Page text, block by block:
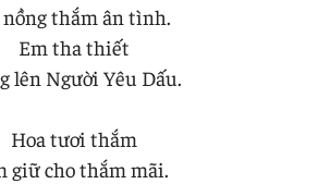
thắm ân tình.
Em tha thiết
lên Người Yêu Dấu.
Hoa tươi thắm
giữ cho thắm mãi.